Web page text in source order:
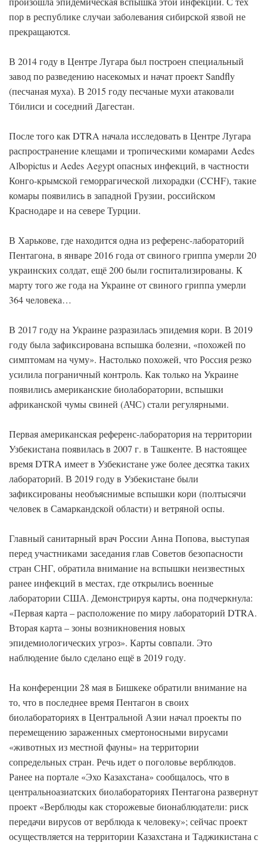
пор в республике случаи заболевания сибирской язвой не
прекращаются.
В 2014 году в Центре Лугара был построен специальный
завод по разведению насекомых и начат проект Sandfly
(песчаная муха). В 2015 году песчаные мухи атаковали
Тбилиси и соседний Дагестан.
После того как DTRA начала исследовать в Центре Лугара
распространение клещами и тропическими комарами Aedes
Albopictus и Aedes Aegypt опасных инфекций, в частности
Конго-крымской геморрагической лихорадки (CCHF), такие
комары появились в западной Грузии, российском
Краснодаре и на севере Турции.
В Харькове, где находится одна из референс-лабораторий
Пентагона, в январе 2016 года от свиного гриппа умерли 20
украинских солдат, ещё 200 были госпитализированы. К
марту того же года на Украине от свиного гриппа умерли
364 человека…
В 2017 году на Украине разразилась эпидемия кори. В 2019
году была зафиксирована вспышка болезни, «похожей по
симптомам на чуму». Настолько похожей, что Россия резко
усилила пограничный контроль. Как только на Украине
появились американские биолаборатории, вспышки
африканской чумы свиней (АЧС) стали регулярными.
Первая американская референс-лаборатория на территории
Узбекистана появилась в 2007 г. в Ташкенте. В настоящее
время DTRA имеет в Узбекистане уже более десятка таких
лабораторий. В 2019 году в Узбекистане были
зафиксированы необъяснимые вспышки кори (полтысячи
человек в Самаркандской области) и ветряной оспы.
Главный санитарный врач России Анна Попова, выступая
перед участниками заседания глав Советов безопасности
стран СНГ, обратила внимание на вспышки неизвестных
ранее инфекций в местах, где открылись военные
лаборатории США. Демонстрируя карты, она подчеркнула:
«Первая карта – расположение по миру лабораторий DTRA.
Вторая карта – зоны возникновения новых
эпидемиологических угроз». Карты совпали. Это
наблюдение было сделано ещё в 2019 году.
На конференции 28 мая в Бишкеке обратили внимание на
то, что в последнее время Пентагон в своих
биолабораториях в Центральной Азии начал проекты по
перемещению зараженных смертоносными вирусами
«животных из местной фауны» на территории
сопредельных стран. Речь идет о поголовье верблюдов.
Ранее на портале «Эхо Казахстана» сообщалось, что в
центральноазиатских биолабораториях Пентагона развернут
проект «Верблюды как сторожевые бионаблюдатели: риск
передачи вирусов от верблюда к человеку»; сейчас проект
осуществляется на территории Казахстана и Таджикистана с